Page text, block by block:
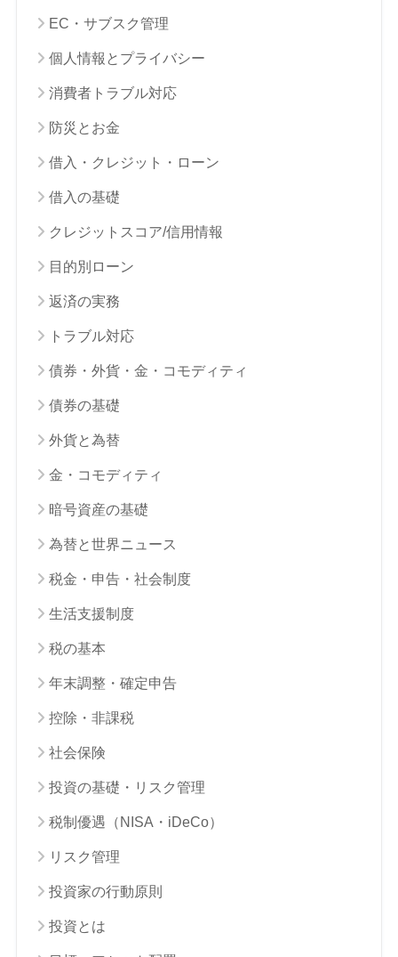
EC・サブスク管理
個人情報とプライバシー
消費者トラブル対応
防災とお金
借入・クレジット・ローン
借入の基礎
クレジットスコア/信用情報
目的別ローン
返済の実務
トラブル対応
債券・外貨・金・コモディティ
債券の基礎
外貨と為替
金・コモディティ
暗号資産の基礎
為替と世界ニュース
税金・申告・社会制度
生活支援制度
税の基本
年末調整・確定申告
控除・非課税
社会保険
投資の基礎・リスク管理
税制優遇（NISA・iDeCo）
リスク管理
投資家の行動原則
投資とは